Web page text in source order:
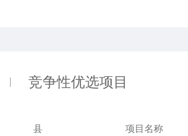
竞争性优选项目
县 项目名称